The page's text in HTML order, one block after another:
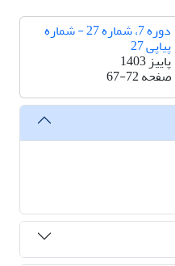
دوره 7، شماره 27 - شماره
پیاپی 27
پاییز 1403
صفحه67-72